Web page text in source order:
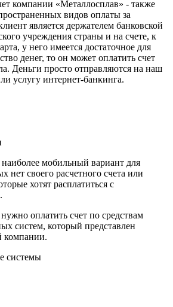
компании «Металлосплав» - также
видов оплаты за
является держателем банковской
учреждения страны и на счете, к
у него имеется достаточное для
денег, то он может оплатить счет
Деньги просто отправляются на наш
услугу интернет-банкинга.
мобильный вариант для
нет своего расчетного счета или
хотят расплатиться с
оплатить счет по средствам
систем, который представлен
компании.
системы